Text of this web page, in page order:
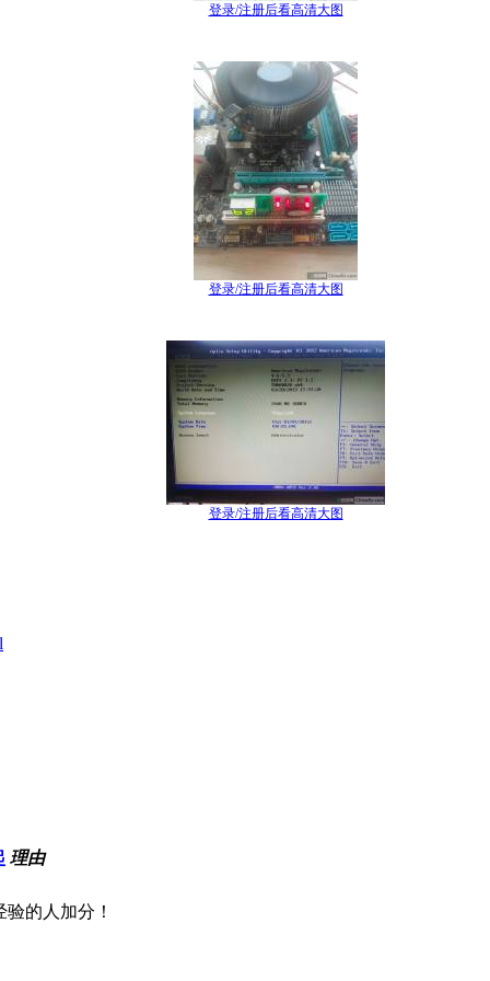
登录/注册后看高清大图
登录/注册后看高清大图
登录/注册后看高清大图
理由
的人加分！